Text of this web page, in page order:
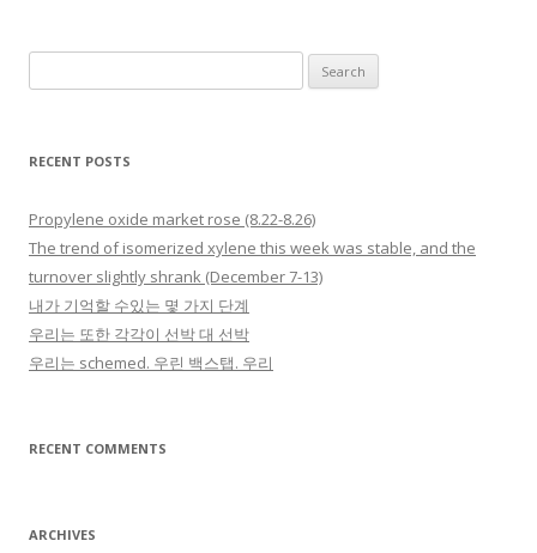
RECENT POSTS
Propylene oxide market rose (8.22-8.26)
The trend of isomerized xylene this week was stable, and the
turnover slightly shrank (December 7-13)
내가 기억할 수있는 몇 가지 단계
우리는 또한 각각이 선박 대 선박
우리는 schemed. 우린 백스탭. 우리
RECENT COMMENTS
ARCHIVES